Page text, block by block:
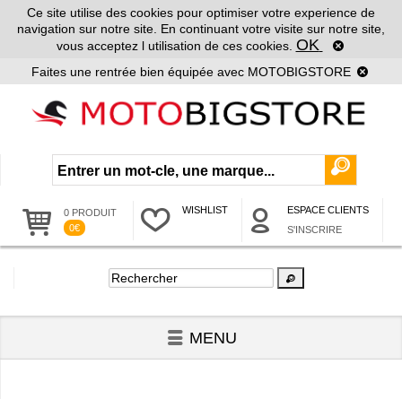
Ce site utilise des cookies pour optimiser votre experience de
navigation sur notre site. En continuant votre visite sur notre site,
vous acceptez l utilisation de ces cookies. OK
Faites une rentrée bien équipée avec MOTOBIGSTORE
0 PRODUIT
0€
WISHLIST
ESPACE CLIENTS
S'INSCRIRE
MENU